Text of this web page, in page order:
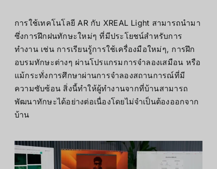
การใช้เทคโนโลยี AR กับ XREAL Light สามารถนำมา
ซึ่งการฝึกฝนทักษะใหม่ๆ ที่มีประโยชน์สำหรับการ
ทำงาน เช่น การเรียนรู้การใช้เครื่องมือใหม่ๆ, การฝึก
อบรมทักษะต่างๆ ผ่านโปรแกรมการจำลองเสมือน หรือ
แม้กระทั่งการศึกษาผ่านการจำลองสถานการณ์ที่มี
ความซับซ้อน สิ่งนี้ทำให้ผู้ทำงานจากที่บ้านสามารถ
พัฒนาทักษะได้อย่างต่อเนื่องโดยไม่จำเป็นต้องออกจาก
บ้าน